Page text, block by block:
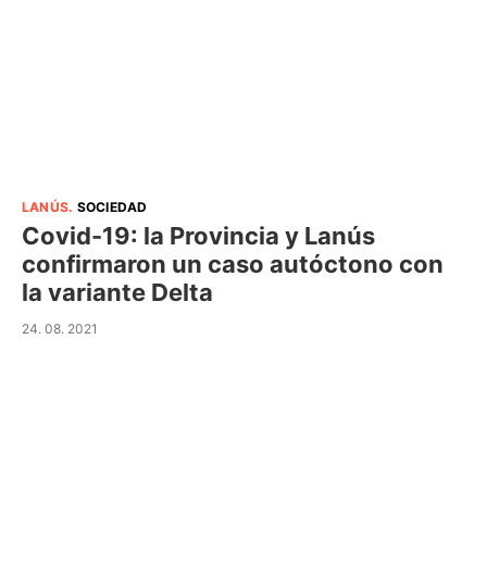
LANÚS. SOCIEDAD
Covid-19: la Provincia y Lanús
confirmaron un caso autóctono con
la variante Delta
24. 08. 2021